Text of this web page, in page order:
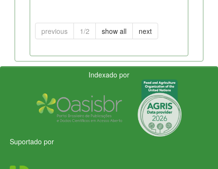
previous 1/2 show all next
Indexado por
Suportado por